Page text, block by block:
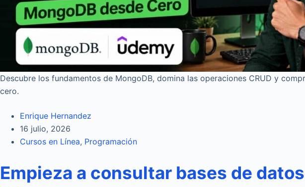
Descubre los fundamentos de MongoDB, domina las operaciones CRUD y
cero.
Enrique Hernandez
16 julio, 2026
Cursos en Línea, Programación
Empieza a consultar bases de